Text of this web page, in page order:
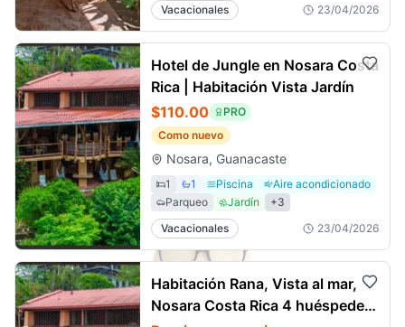
Vacacionales
23/04/2026
Hotel de Jungle en Nosara Costa
Rica | Habitación Vista Jardín
$110.00
PRO
Como nuevo
Nosara, Guanacaste
1 1 Piscina
Aire acondicionado
Parqueo
Jardín +3
Vacacionales
23/04/2026
Habitación Rana, Vista al mar,
Nosara Costa Rica 4 huéspedes